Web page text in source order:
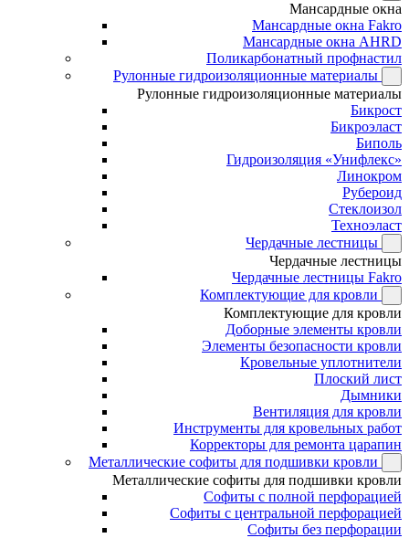
Мансардные окна
Мансардные окна Fakro
Мансардные окна AHRD
Поликарбонатный профнастил
Рулонные гидроизоляционные материалы
Рулонные гидроизоляционные материалы
Бикрост
Бикроэласт
Биполь
Гидроизоляция «Унифлекс»
Линокром
Рубероид
Стеклоизол
Техноэласт
Чердачные лестницы
Чердачные лестницы
Чердачные лестницы Fakro
Комплектующие для кровли
Комплектующие для кровли
Доборные элементы кровли
Элементы безопасности кровли
Кровельные уплотнители
Плоский лист
Дымники
Вентиляция для кровли
Инструменты для кровельных работ
Корректоры для ремонта царапин
Металлические софиты для подшивки кровли
Металлические софиты для подшивки кровли
Софиты с полной перфорацией
Софиты с центральной перфорацией
Софиты без перфорации